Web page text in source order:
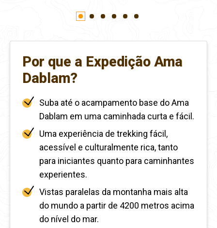
Por que a Expedição Ama
Dablam?
Suba até o acampamento base do Ama
Dablam em uma caminhada curta e fácil.
Uma experiência de trekking fácil,
acessível e culturalmente rica, tanto
para iniciantes quanto para caminhantes
experientes.
Vistas paralelas da montanha mais alta
do mundo a partir de 4200 metros acima
do nível do mar.